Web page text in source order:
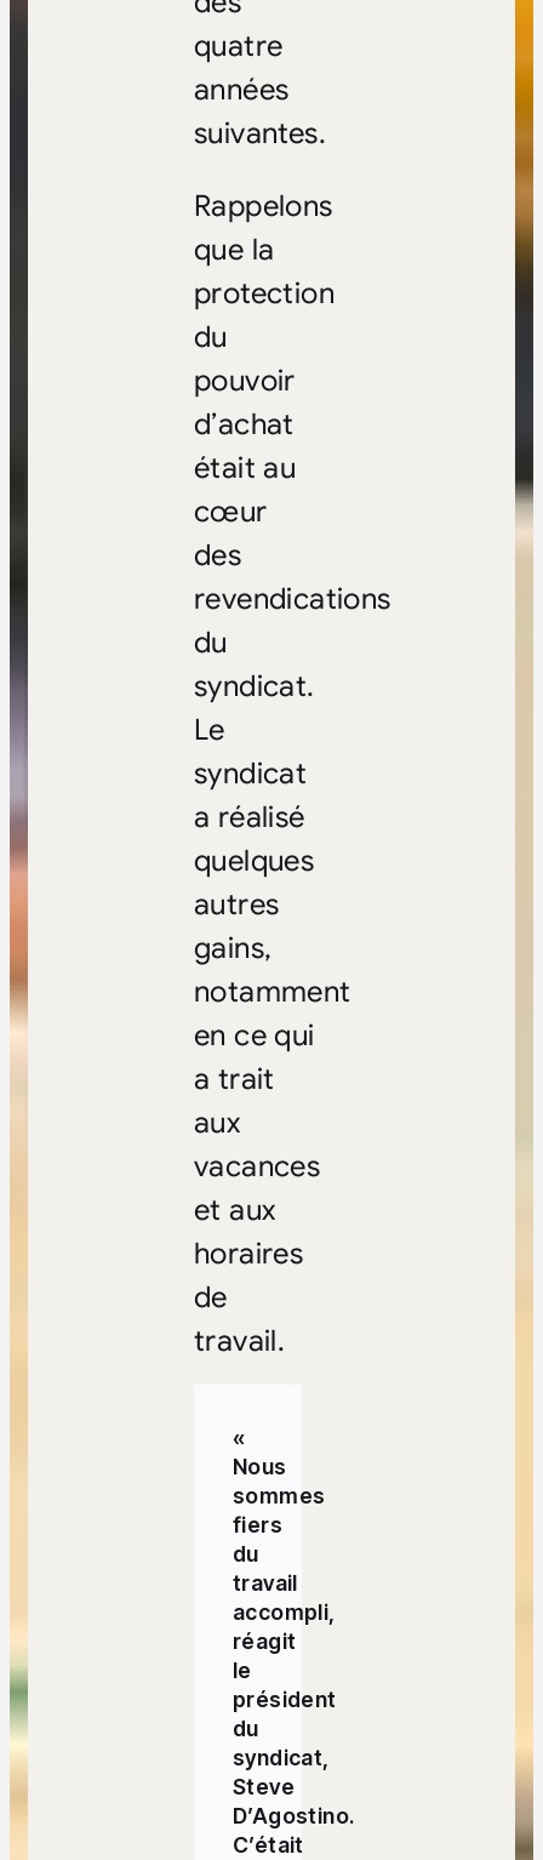
quatre
années
suivantes.
Rappelons
que la
protection
du
pouvoir
d’achat
était au
cœur
des
revendications
du
syndicat.
Le
syndicat
a réalisé
quelques
autres
gains,
notamment
en ce qui
a trait
aux
vacances
et aux
horaires
de
travail.
«
Nous
sommes
fiers
du
travail
accompli,
réagit
le
président
du
syndicat,
Steve
D’Agostino.
C’était